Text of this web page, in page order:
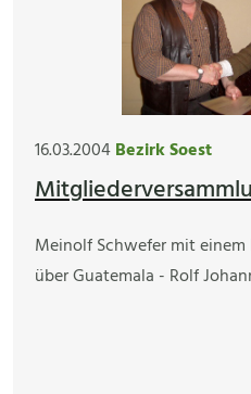
16.03.2004Bezirk Soest
Meinolf Schwefer mit
über Guatemala - Rolf